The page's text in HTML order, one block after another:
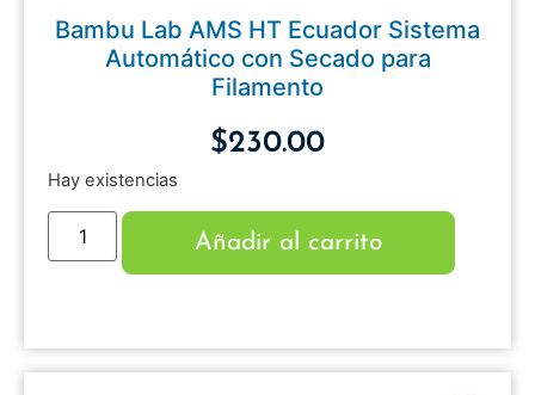
Bambu Lab AMS HT Ecuador Sistema
Automático con Secado para
Filamento
$230.00
Hay existencias
Añadir al carrito